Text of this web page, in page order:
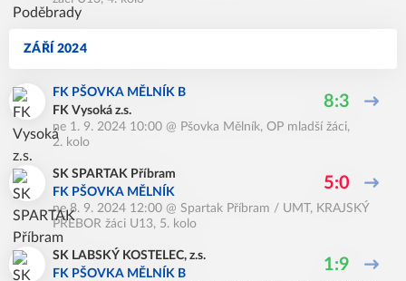
ZÁŘÍ 2024
FK PŠOVKA MĚLNÍK B
FK Vysoká z.s.
8:3
ne 1. 9. 2024 10:00 @ Pšovka Mělník, OP mladší žáci,
2. kolo
SK SPARTAK Příbram
FK PŠOVKA MĚLNÍK
5:0
ne 8. 9. 2024 12:00 @ Spartak Příbram / UMT , KRAJSKÝ
PŘEBOR žáci U13, 5. kolo
SK LABSKÝ KOSTELEC, z.s.
FK PŠOVKA MĚLNÍK B
1:9